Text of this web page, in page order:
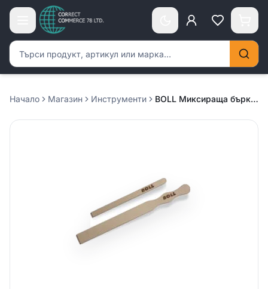
Търсене на продукти
Начало Магазин Инструменти BOLL Миксираща бъркалка /дървена/ – малка